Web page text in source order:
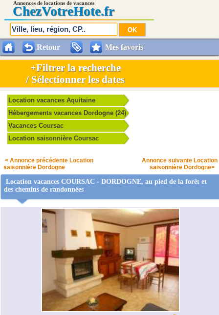
Location vacances Aquitaine
Hébergements vacances Dordogne (24)
Vacances Coursac
Location saisonnière Coursac
< Annonce précédente Location
saisonnière Dordogne
Annonce suivante Location
saisonnière Dordogne>
Location vacances COURSAC - DORDOGNE, au pied de la forêt et
des chemins de randonnées
Retour Mes favoris
Annonces de locations de vacances
ChezVotreHote.fr
+Filtrer la recherche
/ Sélectionner les dates